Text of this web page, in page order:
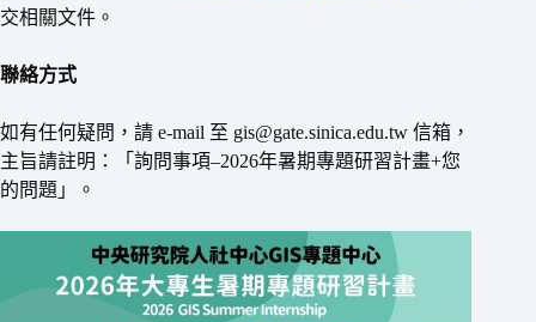
交相關文件。
聯絡方式
如有任何疑問，請 e-mail 至 gis@gate.sinica.edu.tw 信箱，
主旨請註明：「詢問事項–2026年暑期專題研習計畫+您
的問題」。